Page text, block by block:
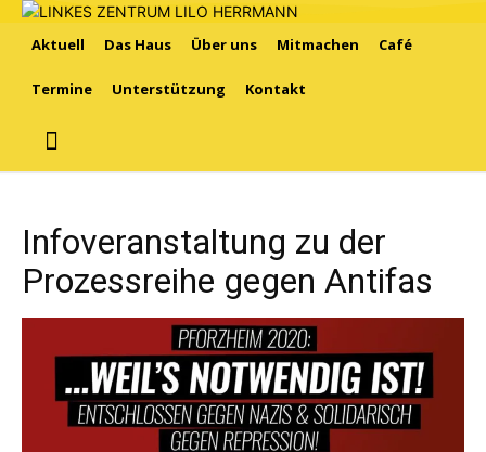
Aktuell Das Haus Über uns Mitmachen Café
Termine Unterstützung Kontakt
Infoveranstaltung zu der
Prozessreihe gegen Antifas